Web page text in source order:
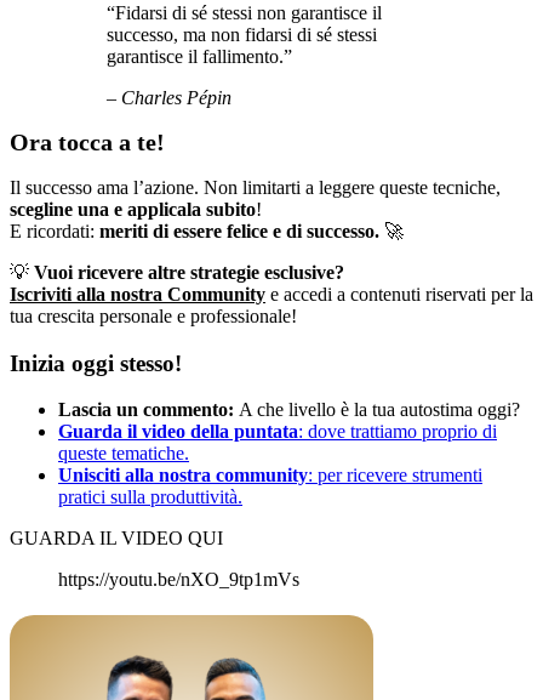
“Fidarsi di sé stessi non garantisce il
successo, ma non fidarsi di sé stessi
garantisce il fallimento.”
– Charles Pépin
Ora tocca a te!
Il successo ama l’azione. Non limitarti a leggere queste tecniche,
scegline una e applicala subito!
E ricordati: meriti di essere felice e di successo. 🚀
💡 Vuoi ricevere altre strategie esclusive?
Iscriviti alla nostra Community e accedi a contenuti riservati per la
tua crescita personale e professionale!
Inizia oggi stesso!
Lascia un commento: A che livello è la tua autostima oggi?
Guarda il video della puntata: dove trattiamo proprio di
queste tematiche.
Unisciti alla nostra community: per ricevere strumenti
pratici sulla produttività.
GUARDA IL VIDEO QUI
https://youtu.be/nXO_9tp1mVs